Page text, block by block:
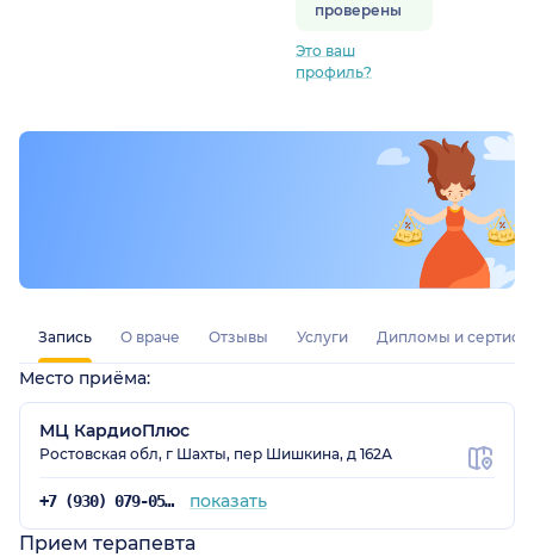
проверены
Это ваш
профиль?
Запись О враче Отзывы Услуги Дипломы и
Место приёма:
МЦ КардиоПлюс
Ростовская обл, г Шахты, пер Шишкина, д 162А
+7 (930) 079-05-81 показать
Прием терапевта